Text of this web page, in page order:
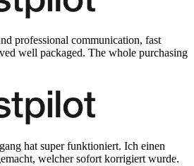
professional communication, fast
well packaged. The whole purchasing
hat super funktioniert. Ich einen
welcher sofort korrigiert wurde.